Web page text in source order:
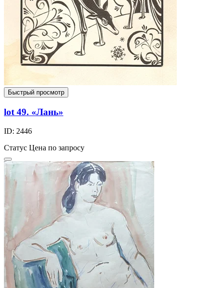
Быстрый просмотр
lot 49. «Лань»
ID: 2446
Статус Цена по запросу